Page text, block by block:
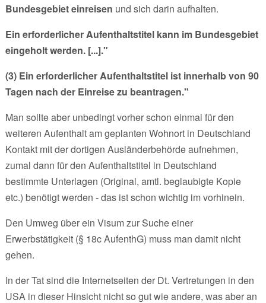
Bundesgebiet einreisen und sich darin aufhalten.
Ein erforderlicher Aufenthaltstitel kann im Bundesgebiet
eingeholt werden. [...]."
(3) Ein erforderlicher Aufenthaltstitel ist innerhalb von 90
Tagen nach der Einreise zu beantragen."
Man sollte aber unbedingt vorher schon einmal für den
weiteren Aufenthalt am geplanten Wohnort in Deutschland
Kontakt mit der dortigen Ausländerbehörde aufnehmen,
zumal dann für den Aufenthaltstitel in Deutschland
bestimmte Unterlagen (Original, amtl. beglaubigte Kopie
etc.) benötigt werden - das ist schon wichtig im vorhinein.
Den Umweg über ein Visum zur Suche einer
Erwerbstätigkeit (§ 18c AufenthG) muss man damit nicht
gehen.
In der Tat sind die Internetseiten der Dt. Vertretungen in den
USA in dieser Hinsicht nicht so gut wie andere, was aber an